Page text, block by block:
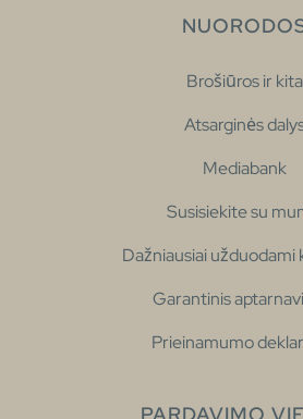
Brošiūros ir kita
Atsarginės
Mediabank
Susisiekite su
Dažniausiai užduodami
Garantinis
Prieinamumo
PARDAVIMO